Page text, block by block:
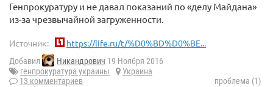
Генпрокуратуру и не давал показаний по «делу Майдана»
из-за чрезвычайной загруженности.
Источник: https://life.ru/t/%D0%BD%D0%BE...
Добавил Никандрович 19 Ноября 2016
генпрокуратура украины
Украина
13 комментариев
проблема (1)